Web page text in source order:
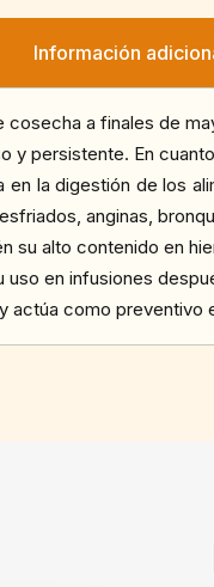
Información
cosecha a finales de
y persistente. En
en la digestión de los
anginas,
su alto contenido en
uso en infusiones
actúa como preventivo